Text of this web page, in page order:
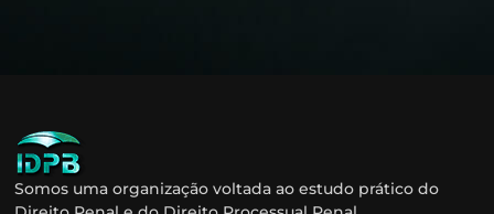
Somos uma organização voltada ao estudo prático do